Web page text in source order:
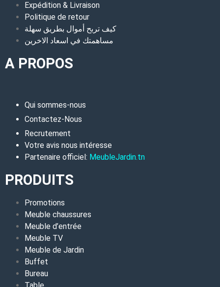
Expédition & Livraison
Politique de retour
كيف تربح أموال بطريق سهلة
مساهمتك في اسعاد الاخرين
A PROPOS
Qui sommes-nous
Contactez-Nous
Recrutement
Votre avis nous intéresse
Partenaire officiel: MeubleJardin.tn
PRODUITS
Promotions
Meuble chaussures
Meuble d’entrée
Meuble TV
Meuble de Jardin
Buffet
Bureau